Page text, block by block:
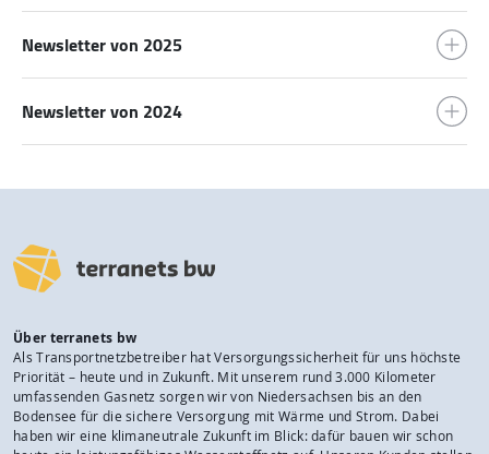
Newsletter von 2025
Newsletter von 2024
Über terranets bw
Als Transportnetzbetreiber hat Versorgungssicherheit für uns höchste
Priorität – heute und in Zukunft. Mit unserem rund 3.000 Kilometer
umfassenden Gasnetz sorgen wir von Niedersachsen bis an den
Bodensee für die sichere Versorgung mit Wärme und Strom. Dabei
haben wir eine klimaneutrale Zukunft im Blick: dafür bauen wir schon